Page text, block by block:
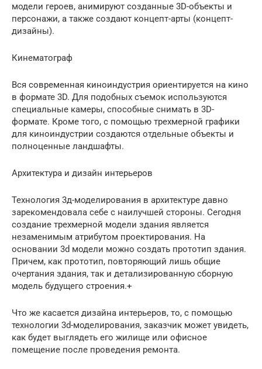
модели героев, анимируют созданные 3D-объекты и
персонажи, а также создают концепт-арты (концепт-
дизайны).
Кинематограф
Вся современная киноиндустрия ориентируется на кино
в формате 3D. Для подобных съемок используются
специальные камеры, способные снимать в 3D-
формате. Кроме того, с помощью трехмерной графики
для киноиндустрии создаются отдельные объекты и
полноценные ландшафты.
Архитектура и дизайн интерьеров
Технология 3д-моделирования в архитектуре давно
зарекомендовала себе с наилучшей стороны. Сегодня
создание трехмерной модели здания является
незаменимым атрибутом проектирования. На
основании 3d модели можно создать прототип здания.
Причем, как прототип, повторяющий лишь общие
очертания здания, так и детализированную сборную
модель будущего строения.+
Что же касается дизайна интерьеров, то, с помощью
технологии 3d-моделирования, заказчик может увидеть,
как будет выглядеть его жилище или офисное
помещение после проведения ремонта.